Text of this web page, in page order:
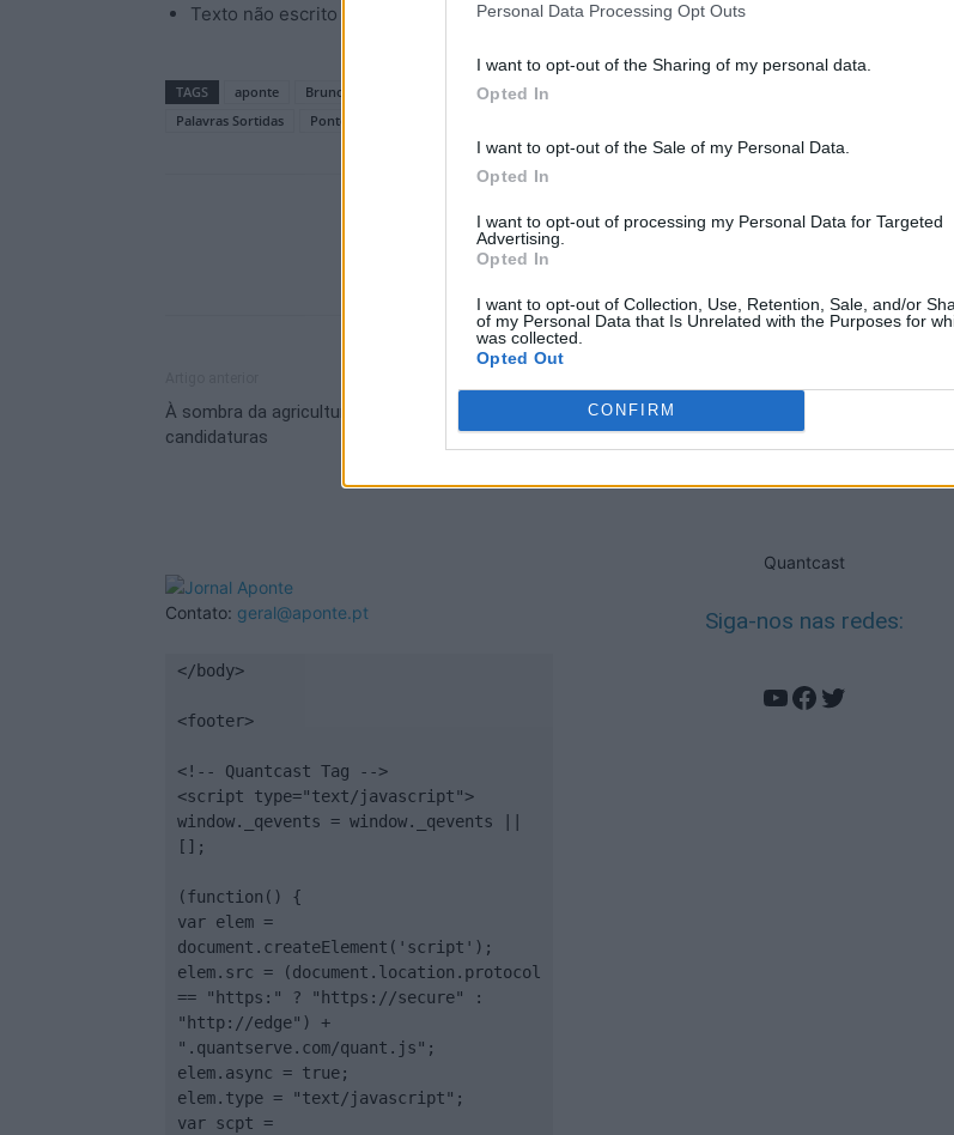
Personal Data Processing Opt Outs
I want to opt-out of the Sharing of my personal data.
Opted In
I want to opt-out of the Sale of my Personal Data.
Opted In
I want to opt-out of processing my Personal Data for Targeted
Advertising.
Opted In
I want to opt-out of Collection, Use, Retention, Sale, and/or
of my Personal Data that Is Unrelated with the Purposes for
was collected.
Opted Out
CONFIRM
Texto não escrito ao abrigo do acordo ortográfico
TAGS aponte Bruno Guimarães CasaParaSi dicas para poupar na mudança
Palavras Sortidas
Ponte de Sor
À sombra da agricultura – Caos nas
candidaturas
Quantcast
Contato: geral@aponte.pt
</body>
<footer>
<!-- Quantcast Tag -->
<script type="text/javascript">
window._qevents = window._qevents ||
[];
(function() {
var elem =
document.createElement('script');
elem.src = (document.location.protocol
== "https:" ? "https://secure" :
"http://edge") +
".quantserve.com/quant.js";
elem.async = true;
elem.type = "text/javascript";
var scpt =
Siga-nos nas redes:
YouTube
Facebook
Twitter